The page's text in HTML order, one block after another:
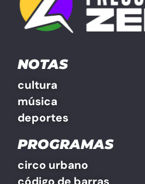
NOTAS
cultura
música
deportes
PROGRAMAS
circo urbano